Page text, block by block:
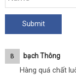
B Bạch Thông
Hàng quá chất